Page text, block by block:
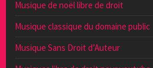
Musique de noël libre de droit
Musique classique du domaine public
Musique Sans Droit d’Auteur